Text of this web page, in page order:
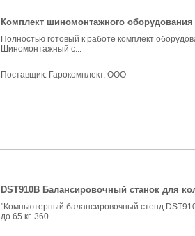
Комплект шиномонтажного
Полностью готовый к работе комплект
Шиномонтажный с...
Поставщик: Гарокомплект, ООО
DST910B Балансировочный станок для
"Компьютерный балансировочный стенд
до 65 кг. 360...